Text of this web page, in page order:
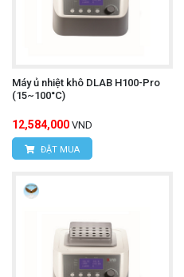
Máy ủ nhiệt khô DLAB H100-Pro
(15~100°C)
12,584,000 VND
ĐẶT MUA